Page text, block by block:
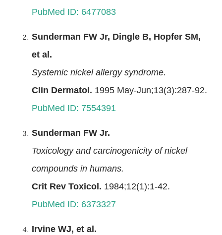
PubMed ID: 6477083
Sunderman FW Jr, Dingle B, Hopfer SM,
et al.
Systemic nickel allergy syndrome.
Clin Dermatol. 1995 May-Jun;13(3):287-92.
PubMed ID: 7554391
Sunderman FW Jr.
Toxicology and carcinogenicity of nickel
compounds in humans.
Crit Rev Toxicol. 1984;12(1):1-42.
PubMed ID: 6373327
Irvine WJ, et al.